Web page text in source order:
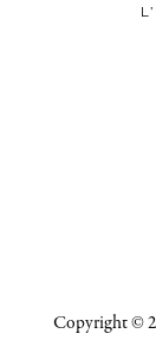
Copyright ©